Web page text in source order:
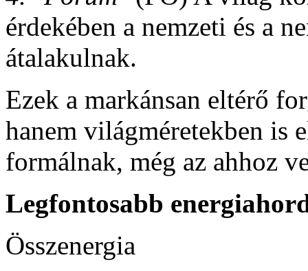
érdekében a nemzeti és a
átalakulnak.
Ezek a markánsan eltérő
hanem világméretekben is
formálnak, még az ahhoz
Legfontosabb
Összenergia